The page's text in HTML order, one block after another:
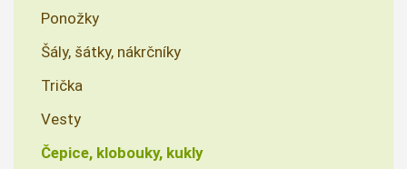
Ponožky
Šály, šátky, nákrčníky
Trička
Vesty
Čepice, klobouky, kukly